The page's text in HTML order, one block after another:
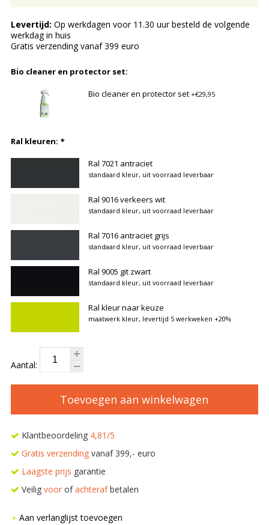
Levertijd: Op werkdagen voor 11.30 uur besteld de volgende
werkdag in huis
Gratis verzending vanaf 399 euro
Bio cleaner en protector set:
Bio cleaner en protector set +€29,95
Ral kleuren: *
Ral 7021 antraciet
standaard kleur, uit voorraad leverbaar
Ral 9016 verkeers wit
standaard kleur, uit voorraad leverbaar
Ral 7016 antraciet grijs
standaard kleur, uit voorraad leverbaar
Ral 9005 git zwart
standaard kleur, uit voorraad leverbaar
Ral kleur naar keuze
maatwerk kleur, levertijd 5 werkweken +20%
Aantal:
Toevoegen aan winkelwagen
Klantbeoordeling 4,81/5
Gratis verzendingvanaf 399,- euro
Laagste prijs garantie
Veilig voorofachterafbetalen
Aan verlanglijst toevoegen